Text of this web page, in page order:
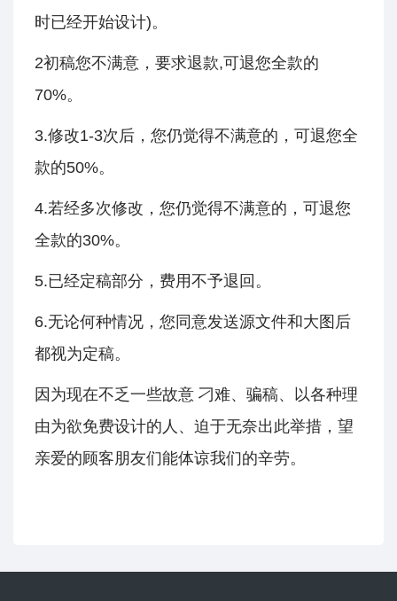
时已经开始设计)。
2初稿您不满意，要求退款,可退您全款的
70%。
3.修改1-3次后，您仍觉得不满意的，可退您全
款的50%。
4.若经多次修改，您仍觉得不满意的，可退您
全款的30%。
5.已经定稿部分，费用不予退回。
6.无论何种情况，您同意发送源文件和大图后
都视为定稿。
因为现在不乏一些故意 刁难、骗稿、以各种理
由为欲免费设计的人、迫于无奈出此举措，望
亲爱的顾客朋友们能体谅我们的辛劳。